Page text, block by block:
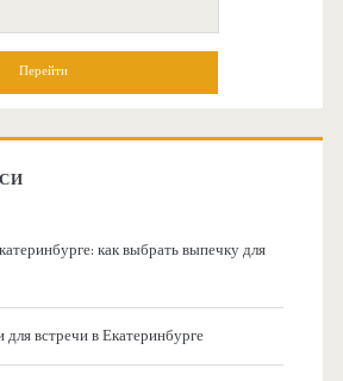
как выбрать выпечку для
встречи в Екатеринбурге